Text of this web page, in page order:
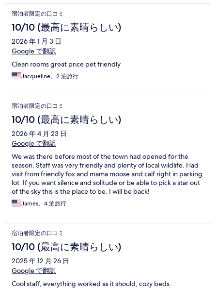
宿泊者限定の口コミ
10/10 (最高に素晴らしい)
2026 年 1 月 3 日
Google で翻訳
Clean rooms great price pet friendly
Jacqueline、2 泊旅行
宿泊者限定の口コミ
10/10 (最高に素晴らしい)
2026 年 4 月 23 日
Google で翻訳
We was there before most of the town had opened for the
season. Staff was very friendly and plenty of local wildlife. Had
visit from friendly fox and mama moose and calf right in parking
lot. If you want silence and solitude or be able to pick a star out
of the sky this is the place to be. I will be back!
James、4 泊旅行
宿泊者限定の口コミ
10/10 (最高に素晴らしい)
2025 年 12 月 26 日
Google で翻訳
Cool staff, everything worked as it should, cozy beds.